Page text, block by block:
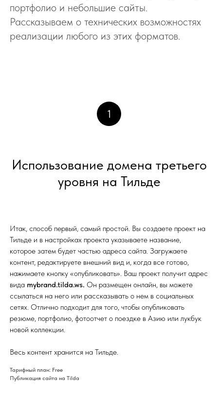
портфолио и небольшие сайты.
Рассказываем о технических возможностях
реализации любого из этих форматов.
1
Использование домена третьего
уровня на Тильде
Итак, способ первый, самый простой. Вы создаете проект на
Тильде и в настройках проекта указываете название,
которое затем будет частью адреса сайта. Загружаете
контент, редактируете внешний вид и, когда все готово,
нажимаете кнопку «опубликовать». Ваш проект получит адрес
вида mybrand.tilda.ws. Он размещен онлайн, вы можете
ссылаться на него или рассказывать о нем в социальных
сетях. Отлично подходит для того, чтобы опубликовать
резюме, портфолио, фотоотчет о поездке в Азию или лукбук
новой коллекции.
Весь контент хранится на Тильде.
Тарифный план: Free
Публикация сайта на Tilda